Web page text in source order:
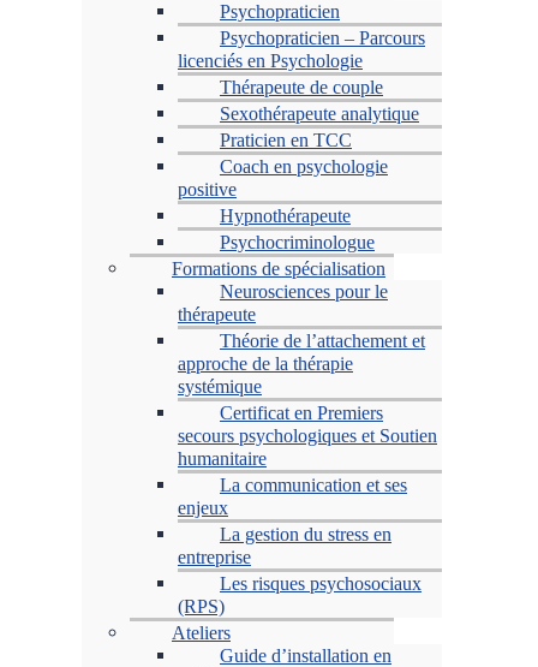
Psychopraticien
Psychopraticien – Parcours
licenciés en Psychologie
Thérapeute de couple
Sexothérapeute analytique
Praticien en TCC
Coach en psychologie
positive
Hypnothérapeute
Psychocriminologue
Formations de spécialisation
Neurosciences pour le
thérapeute
Théorie de l’attachement et
approche de la thérapie
systémique
Certificat en Premiers
secours psychologiques et Soutien
humanitaire
La communication et ses
enjeux
La gestion du stress en
entreprise
Les risques psychosociaux
(RPS)
Ateliers
Guide d’installation en